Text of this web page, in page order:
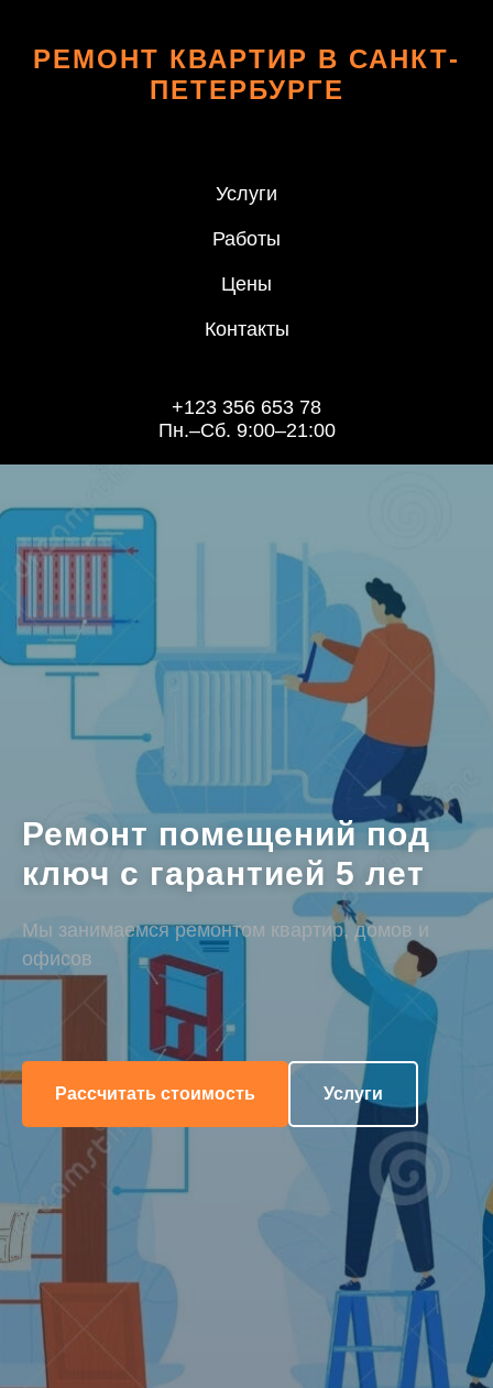
РЕМОНТ КВАРТИР В САНКТ-
ПЕТЕРБУРГЕ
Услуги
Работы
Цены
Контакты
+123 356 653 78
Пн.–Сб. 9:00–21:00
Ремонт помещений под
ключ с гарантией 5 лет
Мы занимаемся ремонтом квартир, домов и
офисов
Рассчитать стоимость Услуги